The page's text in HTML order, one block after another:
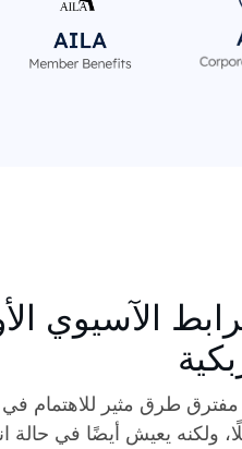
الآسيوي
مفترق طرق مثير للاهتمام
ولكنه يعيش أيضًا في حالة